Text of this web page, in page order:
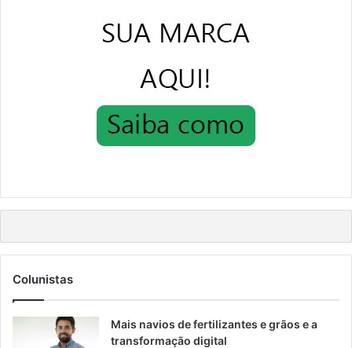
Colunistas
Mais navios de fertilizantes e grãos e a
transformação digital